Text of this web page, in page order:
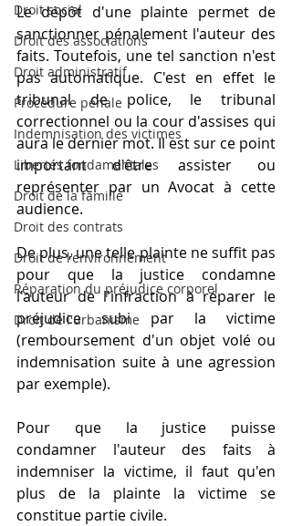
Droit social
Droit des associations
Droit administratif
Procédure pénale
Indemnisation des victimes
Libertés fondamentales
Droit de la famille
Droit des contrats
Droit de l'environnement
Réparation du préjudice corporel
Droit de l'urbanisme
Le dépôt d'une plainte permet de
sanctionner pénalement l'auteur des
faits. Toutefois, une tel sanction n'est
pas automatique. C'est en effet le
tribunal de police, le tribunal
correctionnel ou la cour d'assises qui
aura le dernier mot. Il est sur ce point
important d'être assister ou
représenter par un Avocat à cette
audience.
De plus, une telle plainte ne suffit pas
pour que la justice condamne
l'auteur de l'infraction à réparer le
préjudice subi par la victime
(remboursement d'un objet volé ou
indemnisation suite à une agression
par exemple).
Pour que la justice puisse
condamner l'auteur des faits à
indemniser la victime, il faut qu'en
plus de la plainte la victime se
constitue partie civile.